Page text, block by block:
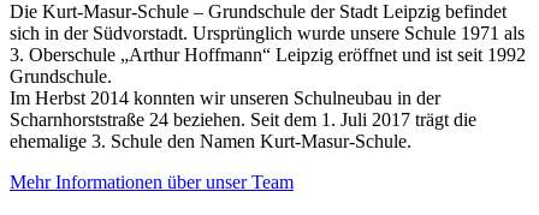
Die Kurt-Masur-Schule – Grundschule der Stadt Leipzig befindet
sich in der Südvorstadt. Ursprünglich wurde unsere Schule 1971 als
3. Oberschule „Arthur Hoffmann“ Leipzig eröffnet und ist seit 1992
Grundschule.
Im Herbst 2014 konnten wir unseren Schulneubau in der
Scharnhorststraße 24 beziehen. Seit dem 1. Juli 2017 trägt die
ehemalige 3. Schule den Namen Kurt-Masur-Schule.
Mehr Informationen über unser Team